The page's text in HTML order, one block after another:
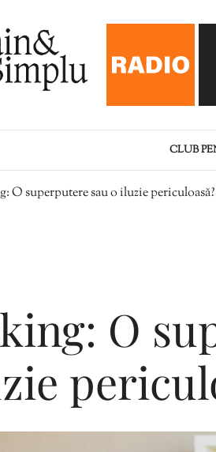
CLUB
O superputere sau o iluzie periculoasă?
O